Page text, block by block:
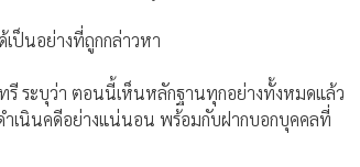
เป็นอย่างที่ถูกกล่าวหา
ระบุว่า ตอนนี้เห็นหลักฐานทุกอย่างทั้งหมดแล้ว
เนินคดีอย่างแน่นอน พร้อมกับฝากบอกบุคคลที่